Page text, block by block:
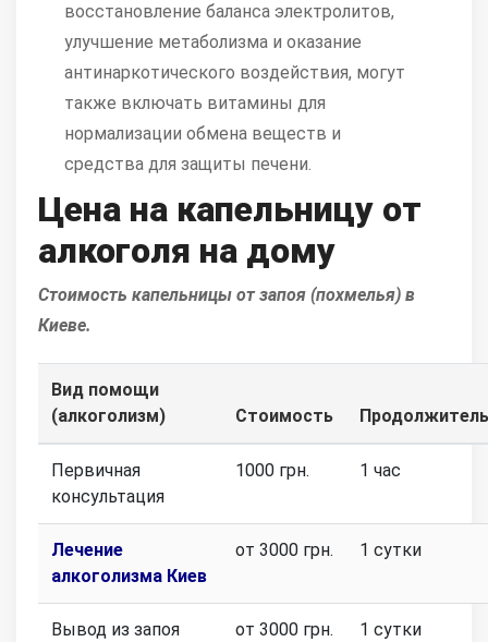
восстановление баланса электролитов,
улучшение метаболизма и оказание
антинаркотического воздействия, могут
также включать витамины для
нормализации обмена веществ и
средства для защиты печени.
Цена на капельницу от
алкоголя на дому
Стоимость капельницы от запоя (похмелья) в
Киеве.
Вид помощи
(алкоголизм)
Стоимость
Первичная
консультация
1000 грн. 1 час
Лечение
алкоголизма Киев
от 3000 грн. 1 сутки
Вывод из запоя от 3000 грн. 1 сутки